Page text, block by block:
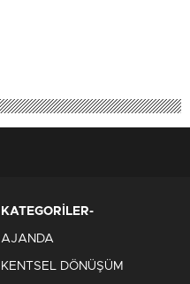
KATEGORİLER-
AJANDA
KENTSEL DÖNÜŞÜM